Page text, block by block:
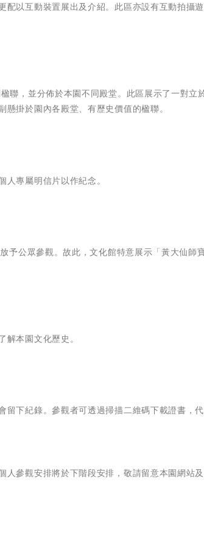
以互動裝置展出及介紹。此區亦設有互動拍攝
聯，並分佈於本園不同殿堂。此區展示了一對立
掛於園內各殿堂、有歷史價值的楹聯。
專屬明信片以作紀念。
予公眾參觀。故此，文化館特意展示「黃大仙師
本園文化歷史。
留下紀錄。參觀者可透過掃描二維碼下載證書，
人參觀安排將於下階段安排，敬請留意本園網站